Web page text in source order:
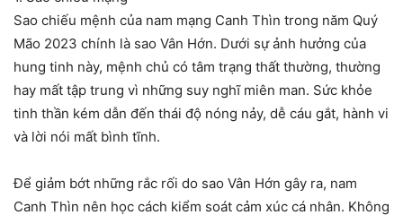
Sao chiếu mệnh của nam mạng Canh Thìn trong năm Quý
Mão 2023 chính là sao Vân Hớn. Dưới sự ảnh hưởng của
hung tinh này, mệnh chủ có tâm trạng thất thường, thường
hay mất tập trung vì những suy nghĩ miên man. Sức khỏe
tinh thần kém dẫn đến thái độ nóng nảy, dễ cáu gắt, hành vi
và lời nói mất bình tĩnh.
Để giảm bớt những rắc rối do sao Vân Hớn gây ra, nam
Canh Thìn nên học cách kiểm soát cảm xúc cá nhân. Không